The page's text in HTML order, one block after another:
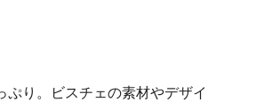
り。ビスチェの素材やデザイ